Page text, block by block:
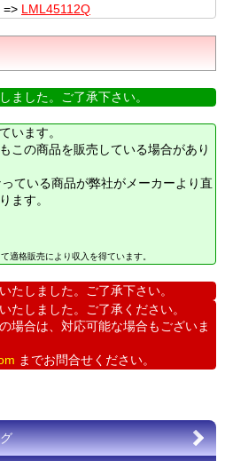
=> LML45112Q
ました。ご了承下さい。
います。
この商品を販売している場合があり
っている商品が弊社がメーカーより直
ます。
適格販売により収入を得ています。
たしました。ご了承下さい。
たしました。ご了承ください。
場合は、対応可能な場合もございま
までお問合せください。